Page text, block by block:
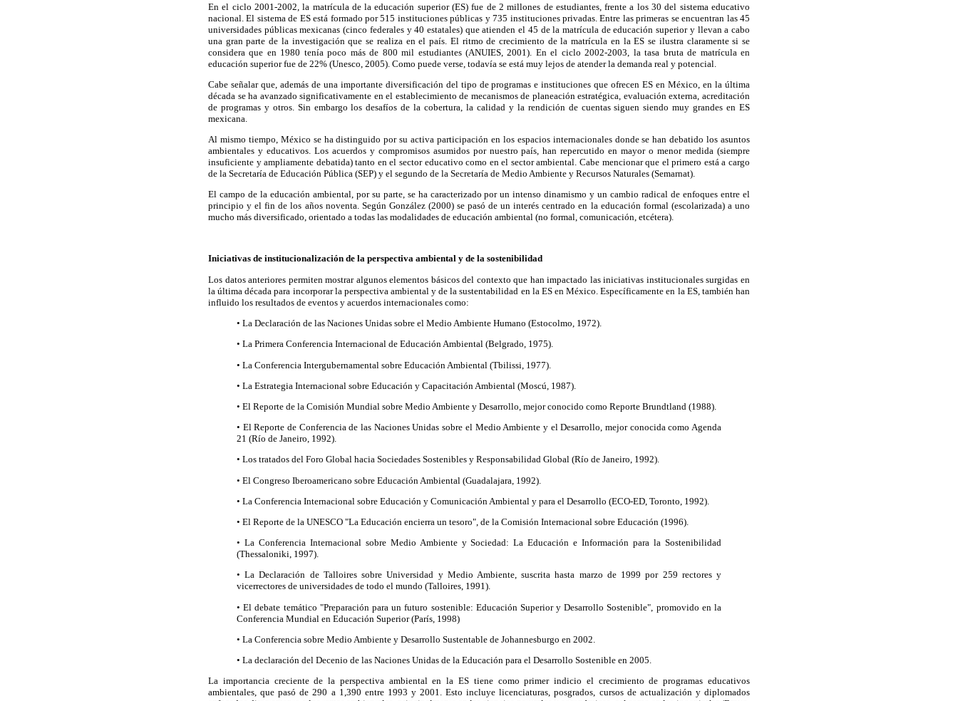
En el ciclo 2001-2002, la matrícula de la educación superior (ES) fue de 2 millones de estudiantes, frente a los 30 del sistema educativo
nacional. El sistema de ES está formado por 515 instituciones públicas y 735 instituciones privadas. Entre las primeras se encuentran las 45
universidades públicas mexicanas (cinco federales y 40 estatales) que atienden el 45 de la matrícula de educación superior y llevan a cabo
una gran parte de la investigación que se realiza en el país. El ritmo de crecimiento de la matrícula en la ES se ilustra claramente si se
considera que en 1980 tenía poco más de 800 mil estudiantes (ANUIES, 2001). En el ciclo 2002-2003, la tasa bruta de matrícula en
educación superior fue de 22% (Unesco, 2005). Como puede verse, todavía se está muy lejos de atender la demanda real y potencial.
Cabe señalar que, además de una importante diversificación del tipo de programas e instituciones que ofrecen ES en México, en la última
década se ha avanzado significativamente en el establecimiento de mecanismos de planeación estratégica, evaluación externa, acreditación
de programas y otros. Sin embargo los desafíos de la cobertura, la calidad y la rendición de cuentas siguen siendo muy grandes en ES
mexicana.
Al mismo tiempo, México se ha distinguido por su activa participación en los espacios internacionales donde se han debatido los asuntos
ambientales y educativos. Los acuerdos y compromisos asumidos por nuestro país, han repercutido en mayor o menor medida (siempre
insuficiente y ampliamente debatida) tanto en el sector educativo como en el sector ambiental. Cabe mencionar que el primero está a cargo
de la Secretaría de Educación Pública (SEP) y el segundo de la Secretaría de Medio Ambiente y Recursos Naturales (Semarnat).
El campo de la educación ambiental, por su parte, se ha caracterizado por un intenso dinamismo y un cambio radical de enfoques entre el
principio y el fin de los años noventa. Según González (2000) se pasó de un interés centrado en la educación formal (escolarizada) a uno
mucho más diversificado, orientado a todas las modalidades de educación ambiental (no formal, comunicación, etcétera).
Iniciativas de institucionalización de la perspectiva ambiental y de la sostenibilidad
Los datos anteriores permiten mostrar algunos elementos básicos del contexto que han impactado las iniciativas institucionales surgidas en
la última década para incorporar la perspectiva ambiental y de la sustentabilidad en la ES en México. Específicamente en la ES, también han
influido los resultados de eventos y acuerdos internacionales como:
• La Declaración de las Naciones Unidas sobre el Medio Ambiente Humano (Estocolmo, 1972).
• La Primera Conferencia Internacional de Educación Ambiental (Belgrado, 1975).
• La Conferencia Intergubernamental sobre Educación Ambiental (Tbilissi, 1977).
• La Estrategia Internacional sobre Educación y Capacitación Ambiental (Moscú, 1987).
• El Reporte de la Comisión Mundial sobre Medio Ambiente y Desarrollo, mejor conocido como Reporte Brundtland (1988).
• El Reporte de Conferencia de las Naciones Unidas sobre el Medio Ambiente y el Desarrollo, mejor conocida como Agenda
21 (Río de Janeiro, 1992).
• Los tratados del Foro Global hacia Sociedades Sostenibles y Responsabilidad Global (Río de Janeiro, 1992).
• El Congreso Iberoamericano sobre Educación Ambiental (Guadalajara, 1992).
• La Conferencia Internacional sobre Educación y Comunicación Ambiental y para el Desarrollo (ECO-ED, Toronto, 1992).
• El Reporte de la UNESCO "La Educación encierra un tesoro", de la Comisión Internacional sobre Educación (1996).
• La Conferencia Internacional sobre Medio Ambiente y Sociedad: La Educación e Información para la Sostenibilidad
(Thessaloniki, 1997).
• La Declaración de Talloires sobre Universidad y Medio Ambiente, suscrita hasta marzo de 1999 por 259 rectores y
vicerrectores de universidades de todo el mundo (Talloires, 1991).
• El debate temático "Preparación para un futuro sostenible: Educación Superior y Desarrollo Sostenible", promovido en la
Conferencia Mundial en Educación Superior (París, 1998)
• La Conferencia sobre Medio Ambiente y Desarrollo Sustentable de Johannesburgo en 2002.
• La declaración del Decenio de las Naciones Unidas de la Educación para el Desarrollo Sostenible en 2005.
La importancia creciente de la perspectiva ambiental en la ES tiene como primer indicio el crecimiento de programas educativos
ambientales, que pasó de 290 a 1,390 entre 1993 y 2001. Esto incluye licenciaturas, posgrados, cursos de actualización y diplomados